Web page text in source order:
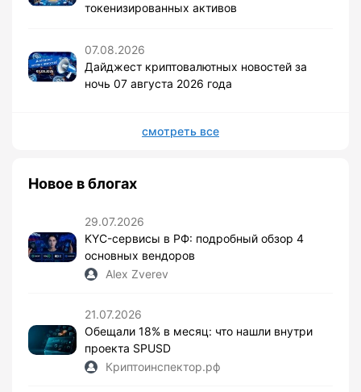
токенизированных активов
07.08.2026
Дайджест криптовалютных новостей за
ночь 07 августа 2026 года
смотреть все
Новое в блогах
29.07.2026
KYC-сервисы в РФ: подробный обзор 4
основных вендоров
Alex Zverev
21.07.2026
Обещали 18% в месяц: что нашли внутри
проекта SPUSD
Криптоинспектор.рф